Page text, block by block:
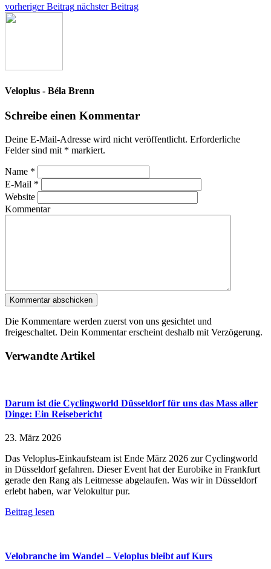
vorheriger Beitrag nächster Beitrag
Veloplus - Béla Brenn
Schreibe einen Kommentar
Deine E-Mail-Adresse wird nicht veröffentlicht. Erforderliche
Felder sind mit * markiert.
Name *
E-Mail *
Website
Kommentar
Die Kommentare werden zuerst von uns gesichtet und
freigeschaltet. Dein Kommentar erscheint deshalb mit Verzögerung.
Verwandte Artikel
Darum ist die Cyclingworld Düsseldorf für uns das Mass aller
Dinge: Ein Reisebericht
23. März 2026
Das Veloplus-Einkaufsteam ist Ende März 2026 zur Cyclingworld
in Düsseldorf gefahren. Dieser Event hat der Eurobike in Frankfurt
gerade den Rang als Leitmesse abgelaufen. Was wir in Düsseldorf
erlebt haben, war Velokultur pur.
Beitrag lesen
Velobranche im Wandel – Veloplus bleibt auf Kurs